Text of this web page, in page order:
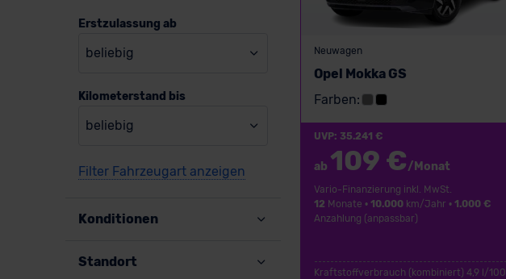
Erstzulassung ab
beliebig
Kilometerstand bis
beliebig
Filter Fahrzeugart anzeigen
Konditionen
Standort
Neuwagen
Opel Mokka GS
Farben:
UVP: 35.241 €
ab 109 €/Monat
Vario-Finanzierung inkl. MwSt.
12 Monate •10.000 km/Jahr •1.000 €
Anzahlung (anpassbar)
Kraftstoffverbrauch (kombiniert) 4,9 l/100